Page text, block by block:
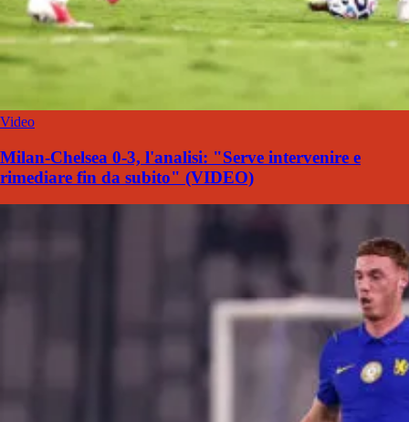
Video
Milan-Chelsea 0-3, l'analisi: "Serve intervenire e
rimediare fin da subito" (VIDEO)